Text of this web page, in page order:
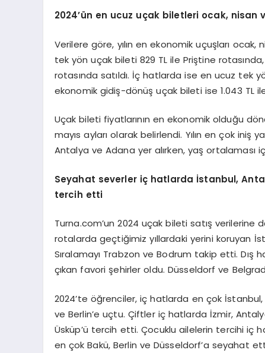
2024’ün en ucuz uçak biletleri ocak, nisan
Verilere göre, yılın en ekonomik uçuşları
tek yön uçak bileti 829 TL ile Priştine
rotasında satıldı. İç hatlarda ise en ucuz tek
ekonomik gidiş-dönüş uçak bileti ise 1.043 TL
Uçak bileti fiyatlarının en ekonomik olduğu
mayıs ayları olarak belirlendi. Yılın en çok iniş
Antalya ve Adana yer alırken, yaş ortalaması
Seyahat severler iç hatlarda İstanbul,
tercih etti
Turna.com’un 2024 uçak bileti satış verilerine
rotalarda geçtiğimiz yıllardaki yerini koruyan
Sıralamayı Trabzon ve Bodrum takip etti. Dış
çıkan favori şehirler oldu. Düsseldorf ve
2024’te öğrenciler, iç hatlarda en çok
ve Berlin’e uçtu. Çiftler iç hatlarda İzmir,
Üsküp’ü tercih etti. Çocuklu ailelerin tercihi iç
en çok Bakü, Berlin ve Düsseldorf’a seyahat